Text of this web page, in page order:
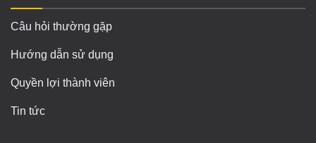
Câu hỏi thường gặp
Hướng dẫn sử dụng
Quyền lợi thành viên
Tin tức